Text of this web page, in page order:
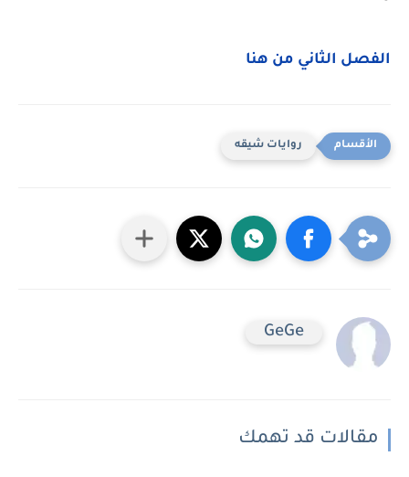
الفصل الثاني من هنا
روايات شيقه
GeGe
مقالات قد تهمك